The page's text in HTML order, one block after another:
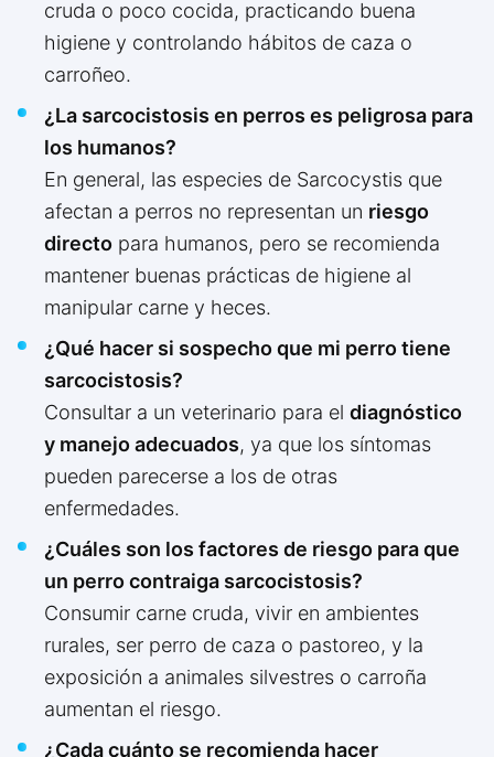
cruda o poco cocida, practicando buena
higiene y controlando hábitos de caza o
carroñeo.
¿La sarcocistosis en perros es peligrosa para
los humanos?
En general, las especies de Sarcocystis que
afectan a perros no representan un riesgo
directo para humanos, pero se recomienda
mantener buenas prácticas de higiene al
manipular carne y heces.
¿Qué hacer si sospecho que mi perro tiene
sarcocistosis?
Consultar a un veterinario para el diagnóstico
y manejo adecuados, ya que los síntomas
pueden parecerse a los de otras
enfermedades.
¿Cuáles son los factores de riesgo para que
un perro contraiga sarcocistosis?
Consumir carne cruda, vivir en ambientes
rurales, ser perro de caza o pastoreo, y la
exposición a animales silvestres o carroña
aumentan el riesgo.
¿Cada cuánto se recomienda hacer